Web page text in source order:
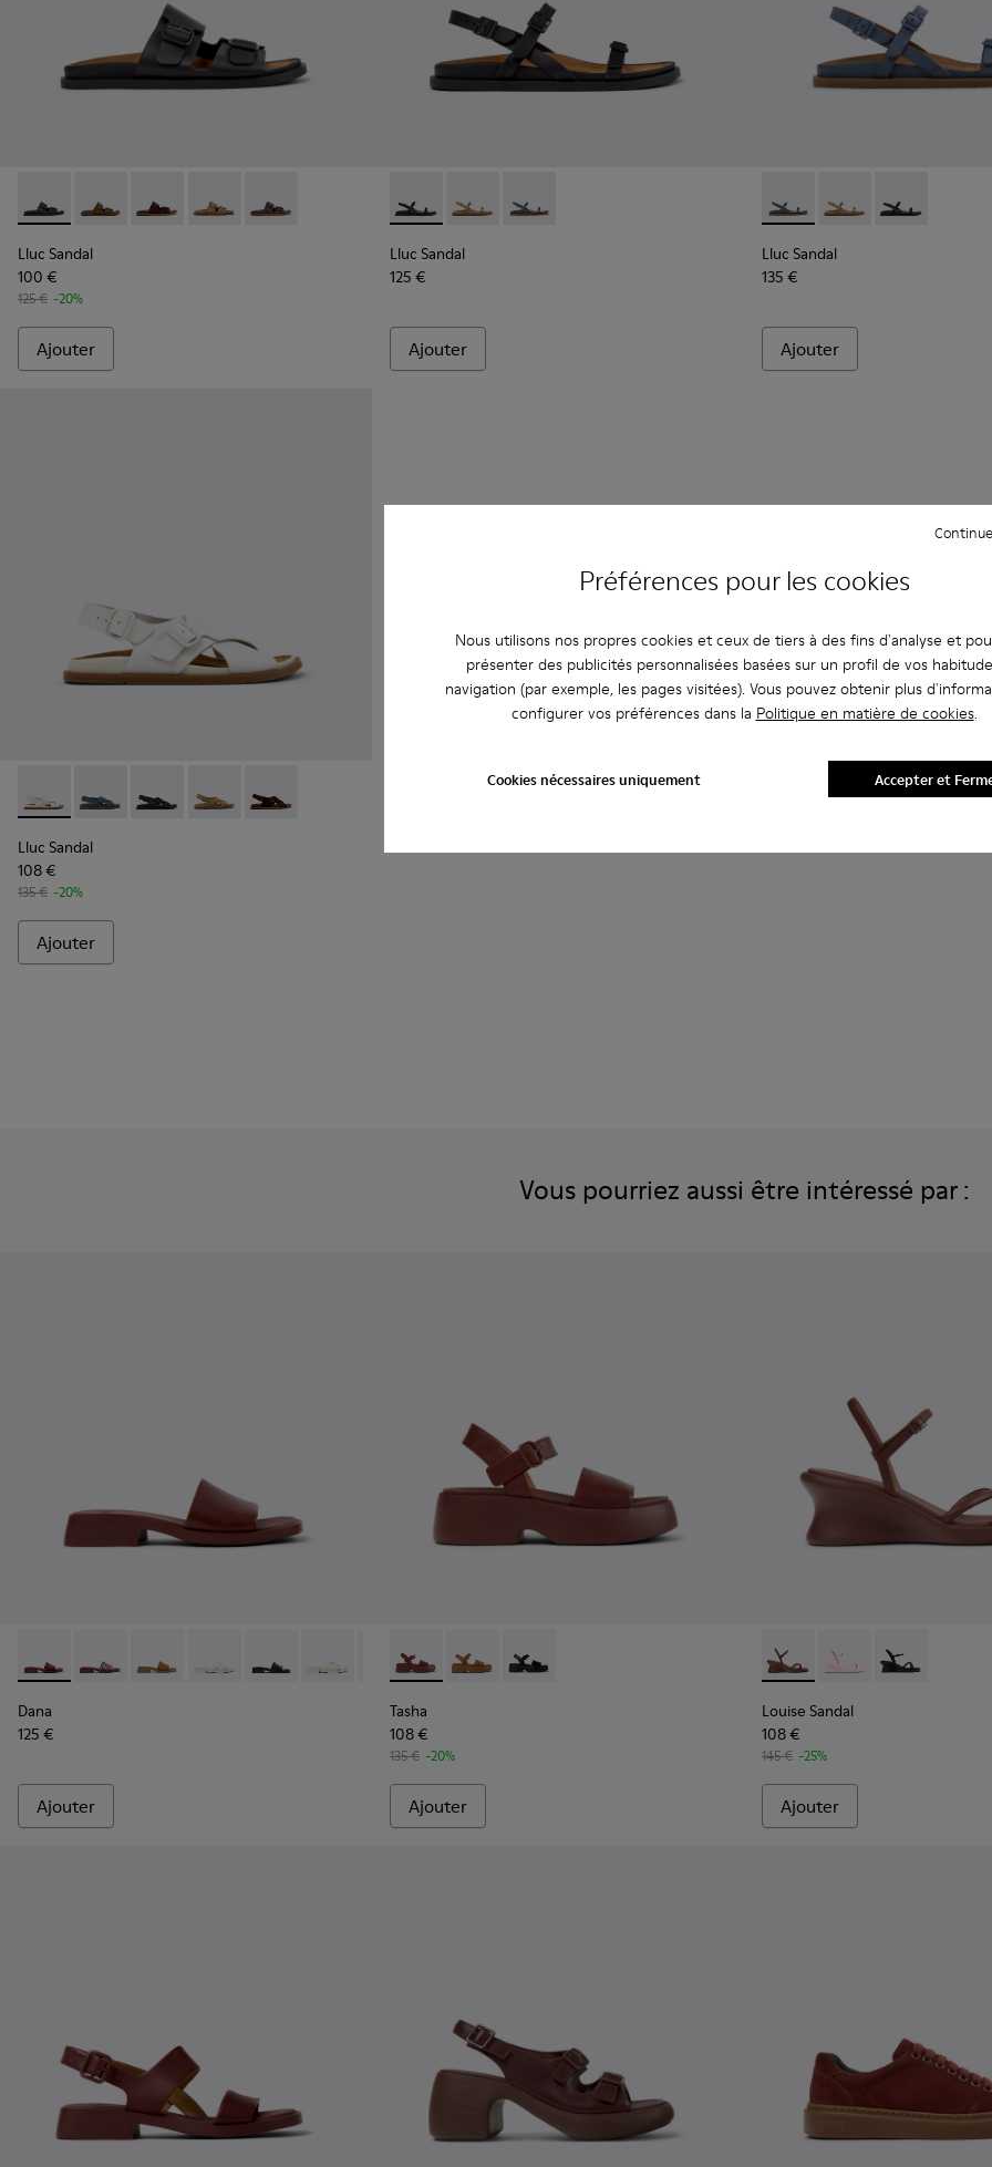
Préférences pour les cookies
Nous utilisons nos propres cookies et ceux de tiers à des fins d'analyse et
présenter des publicités personnalisées basées sur un profil de vos
navigation (par exemple, les pages visitées). Vous pouvez obtenir plus
configurer vos préférences dans la Politique en matière de cookies.
Cookies nécessaires uniquement Accepter et
Lluc Sandal - K201881-001 - Sandales en cuir noir Pour femme.
Lluc Sandal - K201881-006 - Sandales en daim vertes Pour femme.
Lluc Sandal - K201881-005 - Sandales en daim marron Pour femme.
Lluc Sandal - K201881-003 - Sandales en daim marron Pour femme.
Lluc Sandal - K201881-002 - Sandales en cuir marron Pour femme.
Lluc Sandal
100 €
125 € -20%
Ajouter
Lluc Sandal - K201883-001 - Sandales en cuir noires Pour femme.
Lluc Sandal - K201883-004 - Sandales en daim marron Pour femme.
Lluc Sandal - K201883-003 - Sandales en daim bleues Pour
Lluc Sandal
125 €
Ajouter
Lluc Sandal - K201883-003
Lluc Sandal -Lluc Sandal -
Lluc Sandal
135 €
Ajouter
Lluc Sandal - K201880-003 - Sandales en cuir blanches Pour femme.
Lluc Sandal - K201880-005 - Sandales en daim bleues Pour femme.
Lluc Sandal - K201880-004 - Sandales en cuir noires Pour femme.
Lluc Sandal - K201880-002 - Sandales en daim marron Pour femme.
Lluc Sandal - K201880-001 - Sandales en daim marron Pour femme.
Lluc Sandal
108 €
135 € -20%
Ajouter
Vous pourriez aussi être intéressé par :
Dana - K201740-014 - Sandales en cuir bordeaux Pour femme.
Dana - K201740-015 - Sandales en cuir bleues Pour femme.
Dana - K201740-011
Dana - K201740-008 - Sandales en cuir blanc Pour femme.
Dana - K201740-005
Dana - K201740-004
Dana - K201740-003
Dana - K201740-001
Dana
125 €
Ajouter
Tasha - K201659-012 - Sandales en cuir bordeaux Pour femme.
Tasha - K201659-011
Tasha - K201659-006
Tasha
108 €
135 € -20%
Ajouter
Louise Sandal - K201916-
Louise Sandal -
Louise Sandal
Louise Sandal
108 €
145 € -25%
Ajouter